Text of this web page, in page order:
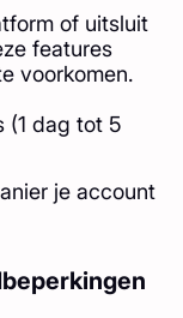
of uitsluit
features
voorkomen.
(1 dag tot 5
je account